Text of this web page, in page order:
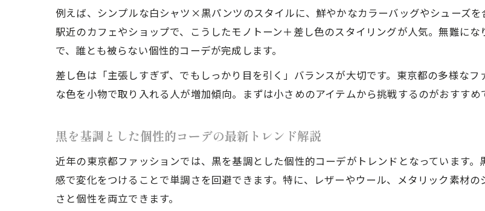
個性的コーデに最適な差し色の選び方を
黒を基調とした個性的コーデの色選びの
バヤコ本から学ぶ個性的コーデの色使い
個性的コーデに欠かせない差し色アイテ
個性的コーデで黒基調コーデを垢抜けさ
ブランドレスで叶う黒基調の個性的コー
黒を基調とした服で印象を変える個性的
例えば、シンプルな白シャツ×黒パンツのスタイルに、鮮やかなカラーバッグやシューズ
駅近のカフェやショップで、こうしたモノトーン＋差し色のスタイリングが人気。無難に
で、誰とも被らない個性的コーデが完成します。
差し色は「主張しすぎず、でもしっかり目を引く」バランスが大切です。東京都の多様な
な色を小物で取り入れる人が増加傾向。まずは小さめのアイテムから挑戦するのがおすすめ
黒を基調とした個性的コーデの最新トレンド解説
近年の東京都ファッションでは、黒を基調とした個性的コーデがトレンドとなっています
感で変化をつけることで単調さを回避できます。特に、レザーやウール、メタリック素材
さと個性を両立できます。